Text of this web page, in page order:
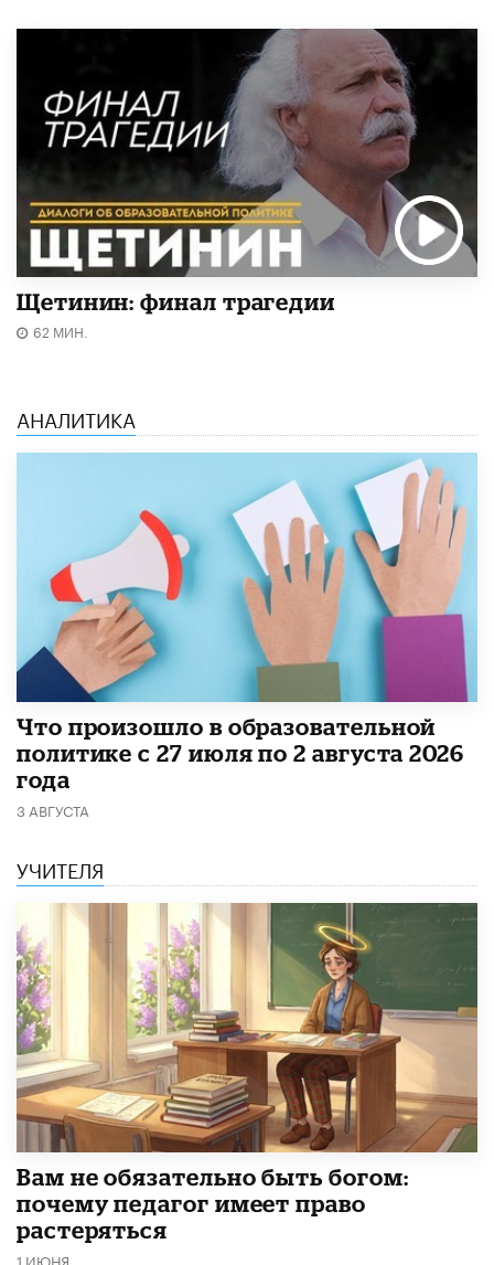
Щетинин: финал трагедии
62 МИН.
АНАЛИТИКА
​Что произошло в образовательной
политике с 27 июля по 2 августа 2026
года
3 АВГУСТА
УЧИТЕЛЯ
​Вам не обязательно быть богом:
почему педагог имеет право
растеряться
1 ИЮНЯ